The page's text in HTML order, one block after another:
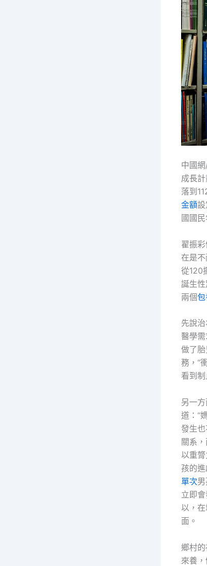
中國
成長
落到
金額
國國
翟振
在是
從120
誕生
兩個
先說
醫學
做了
務，“
看到
另一
道：“
發生
關系
以重
孩的
單次
立即
以，
面。
鄉村
來養